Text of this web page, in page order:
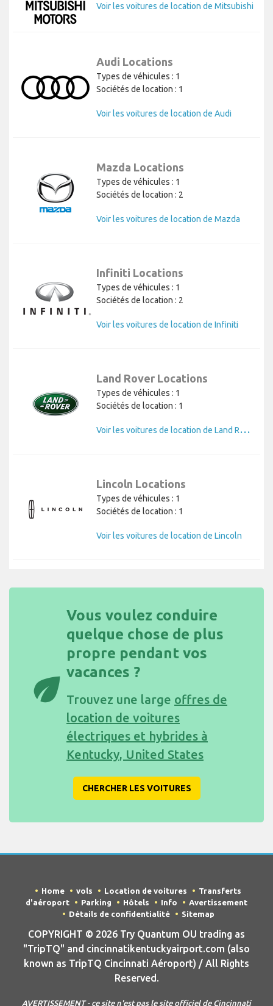
Voir les voitures de location de Mitsubishi
Audi Locations
Types de véhicules : 1
Sociétés de location : 1
Voir les voitures de location de Audi
Mazda Locations
Types de véhicules : 1
Sociétés de location : 2
Voir les voitures de location de Mazda
Infiniti Locations
Types de véhicules : 1
Sociétés de location : 2
Voir les voitures de location de Infiniti
Land Rover Locations
Types de véhicules : 1
Sociétés de location : 1
V
oir les voitures de location de Land Rover
Lincoln Locations
Types de véhicules : 1
Sociétés de location : 1
Voir les voitures de location de Lincoln
eco
Vous voulez conduire
quelque chose de plus
propre pendant vos
vacances ?
Trouvez une large offres de
location de voitures
électriques et hybrides à
Kentucky, United States
CHERCHER LES VOITURES
Home vols Location de voitures
Transferts
d'aéroport
Parking Hôtels Info
Avertissement
Détails de confidentialité
Sitemap
COPYRIGHT © 2026 Try Quantum OU trading as
"TripTQ" and cincinnatikentuckyairport.com (also
known as TripTQ Cincinnati Aéroport) / All Rights
Reserved.
AVERTISSEMENT - ce site n'est pas le site officiel de Cincinnati